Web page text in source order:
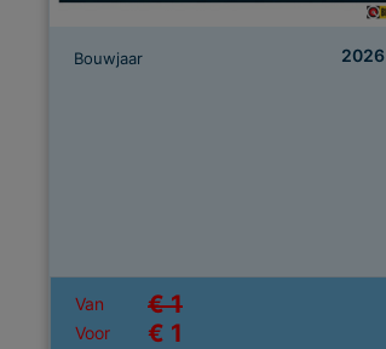
Bouwjaar 2026
Van € 1
Voor € 1